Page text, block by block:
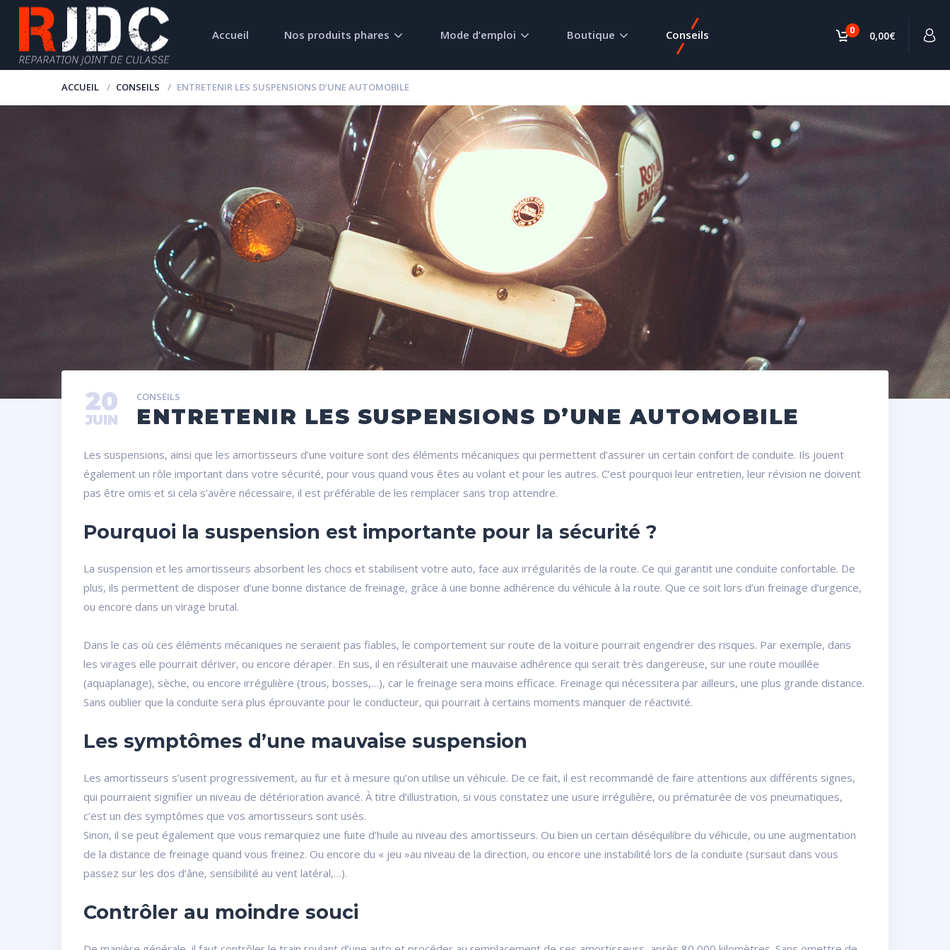
0 0,00€
Accueil Nos produits phares Mode d’emploi Boutique Conseils
ACCUEIL CONSEILS ENTRETENIR LES SUSPENSIONS D’UNE AUTOMOBILE
CONSEILS
ENTRETENIR LES SUSPENSIONS D’UNE AUTOMOBILE
20
JUIN
Les suspensions, ainsi que les amortisseurs d’une voiture sont des éléments mécaniques qui permettent d’assurer un certain confort de conduite. Ils jouent
également un rôle important dans votre sécurité, pour vous quand vous êtes au volant et pour les autres. C’est pourquoi leur entretien, leur révision ne doivent
pas être omis et si cela s’avère nécessaire, il est préférable de les remplacer sans trop attendre.
Pourquoi la suspension est importante pour la sécurité ?
La suspension et les amortisseurs absorbent les chocs et stabilisent votre auto, face aux irrégularités de la route. Ce qui garantit une conduite confortable. De
plus, ils permettent de disposer d’une bonne distance de freinage, grâce à une bonne adhérence du véhicule à la route. Que ce soit lors d’un freinage d’urgence,
ou encore dans un virage brutal.
Dans le cas où ces éléments mécaniques ne seraient pas fiables, le comportement sur route de la voiture pourrait engendrer des risques. Par exemple, dans
les virages elle pourrait dériver, ou encore déraper. En sus, il en résulterait une mauvaise adhérence qui serait très dangereuse, sur une route mouillée
(aquaplanage), sèche, ou encore irrégulière (trous, bosses,…), car le freinage sera moins efficace. Freinage qui nécessitera par ailleurs, une plus grande distance.
Sans oublier que la conduite sera plus éprouvante pour le conducteur, qui pourrait à certains moments manquer de réactivité.
Les symptômes d’une mauvaise suspension
Les amortisseurs s’usent progressivement, au fur et à mesure qu’on utilise un véhicule. De ce fait, il est recommandé de faire attentions aux différents signes,
qui pourraient signifier un niveau de détérioration avancé. À titre d’illustration, si vous constatez une usure irrégulière, ou prématurée de vos pneumatiques,
c’est un des symptômes que vos amortisseurs sont usés.
Sinon, il se peut également que vous remarquiez une fuite d’huile au niveau des amortisseurs. Ou bien un certain déséquilibre du véhicule, ou une augmentation
de la distance de freinage quand vous freinez. Ou encore du « jeu »au niveau de la direction, ou encore une instabilité lors de la conduite (sursaut dans vous
passez sur les dos d’âne, sensibilité au vent latéral,…).
Contrôler au moindre souci